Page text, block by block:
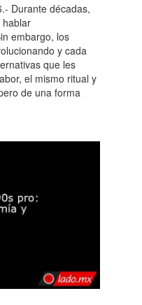
Durante décadas,
hablar
embargo, los
y cada
que les
el mismo ritual y
de una forma